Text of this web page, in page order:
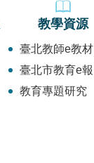
教學資源
臺北教師e教材
臺北市教育e報
教育專題研究